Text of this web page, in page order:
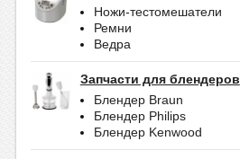
Ножи-тестомешатели
Ремни
Ведра
Запчасти для блендеров
Блендер Braun
Блендер Philips
Блендер Kenwood